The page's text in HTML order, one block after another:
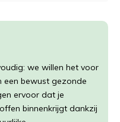
we willen het voor
een bewust gezonde
ervoor dat je
binnenkrijgt dankzij